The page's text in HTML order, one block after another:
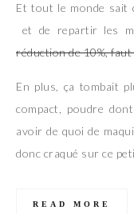
Et tout le monde sait
et de repartir les
réduction de 10%, faut
En plus, ça tombait
compact, poudre
avoir de quoi de
donc craqué sur ce
READ MORE